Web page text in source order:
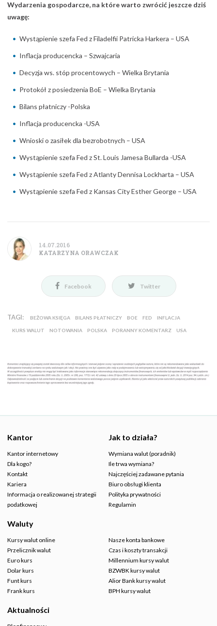
Wydarzenia gospodarcze, na które warto zwrócić jeszcze dziś
uwagę:
Wystąpienie szefa Fed z Filadelfii Patricka Harkera – USA
Inflacja producencka – Szwajcaria
Decyzja ws. stóp procentowych – Wielka Brytania
Protokół z posiedzenia BoE – Wielka Brytania
Bilans płatniczy -Polska
Inflacja producencka -USA
Wnioski o zasiłek dla bezrobotnych – USA
Wystąpienie szefa Fed z St. Louis Jamesa Bullarda -USA
Wystąpienie szefa Fed z Atlanty Dennisa Lockharta – USA
Wystąpienie szefa Fed z Kansas City Esther George – USA
14.07.2016
KATARZYNA ORAWCZAK
Facebook Twitter
TAGI: BEŻOWA KSIĘGA BILANS PŁATNICZY BOE FED INFLACJA
KURS WALUT NOTOWANIA POLSKA PORANNY KOMENTARZ USA
Kantor
Kantor internetowy
Dla kogo?
Kontakt
Kariera
Informacja o realizowanej strategii
podatkowej
Jak to działa?
Wymiana walut (poradnik)
Ile trwa wymiana?
Najczęściej zadawane pytania
Biuro obsługi klienta
Polityka prywatności
Regulamin
Waluty
Kursy walut online
Przelicznik walut
Euro kurs
Dolar kurs
Funt kurs
Frank kurs
Nasze konta bankowe
Czas i koszty transakcji
Millennium kursy walut
BZWBK kursy walut
Alior Bank kursy walut
BPH kursy walut
Aktualności